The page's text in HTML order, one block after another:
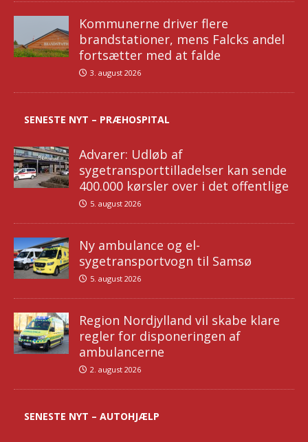
Kommunerne driver flere
brandstationer, mens Falcks andel
fortsætter med at falde
3. august 2026
SENESTE NYT – PRÆHOSPITAL
Advarer: Udløb af
sygetransporttilladelser kan sende
400.000 kørsler over i det offentlige
5. august 2026
Ny ambulance og el-
sygetransportvogn til Samsø
5. august 2026
Region Nordjylland vil skabe klare
regler for disponeringen af
ambulancerne
2. august 2026
SENESTE NYT – AUTOHJÆLP